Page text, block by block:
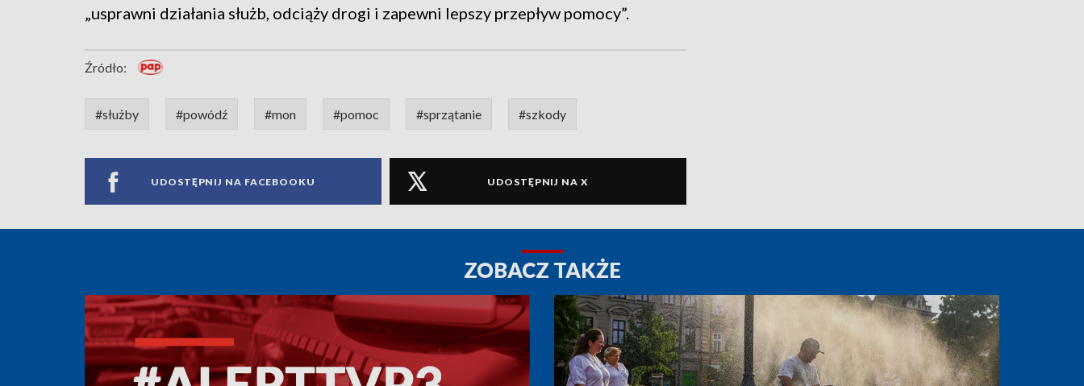
„usprawni działania służb, odciąży drogi i zapewni lepszy przepływ pomocy”.
Źródło:
#służby #powódź #mon #pomoc #sprzątanie #szkody
UDOSTĘPNIJ NA FACEBOOKU UDOSTĘPNIJ NA X
ZOBACZ TAKŻE